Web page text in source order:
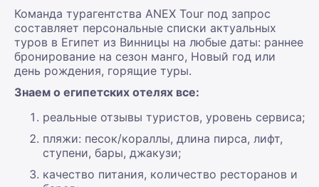
Команда турагентства ANEX Tour под запрос
составляет персональные списки актуальных
туров в Египет из Винницы на любые даты: раннее
бронирование на сезон манго, Новый год или
день рождения, горящие туры.
Знаем о египетских отелях все:
реальные отзывы туристов, уровень сервиса;
пляжи: песок/кораллы, длина пирса, лифт,
ступени, бары, джакузи;
качество питания, количество ресторанов и